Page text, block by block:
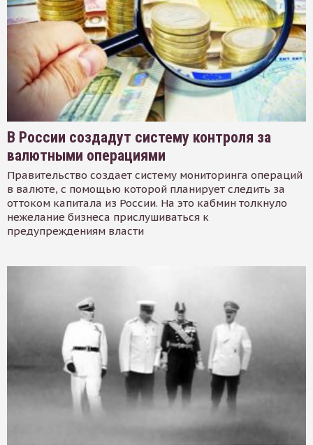
В России создадут систему контроля за
валютными операциями
Правительство создает систему мониторинга операций
в валюте, с помощью которой планирует следить за
оттоком капитала из России. На это кабмин толкнуло
нежелание бизнеса прислушиваться к
предупреждениям власти